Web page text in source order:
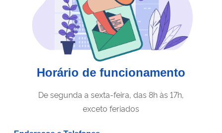
Horário de funcionamento
De segunda a sexta-feira, das 8h às 17h,
exceto feriados